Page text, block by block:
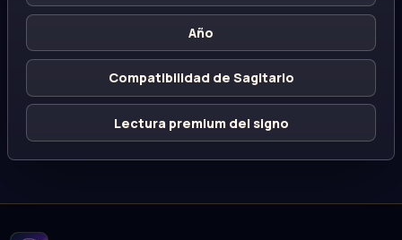
Año
Compatibilidad de Sagitario
Lectura premium del signo